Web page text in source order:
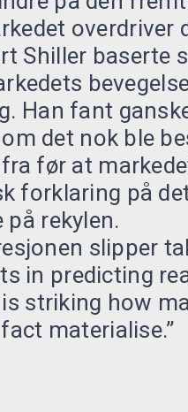
overdriver
Shiller baserte
Han fant
det nok ble
før at
forklaring på
rekylen.
slipper
in predicting
striking how
materialise.”